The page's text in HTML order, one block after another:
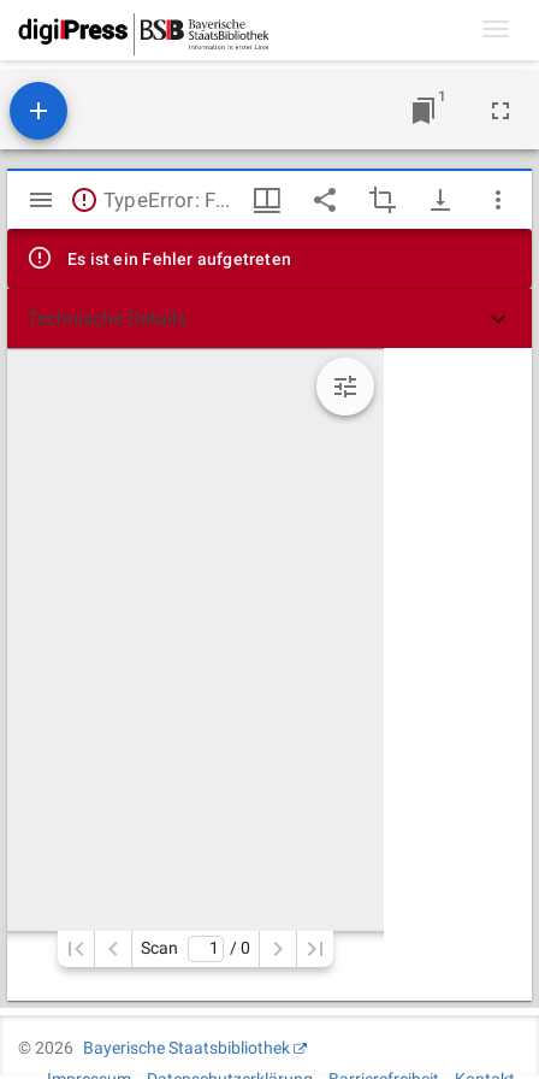
1
Mirador
Viewer
TypeError: Failed to fetch
Es ist ein Fehler aufgetreten
Technische Details
Scan / 0
©2026
Bayerische Staatsbibliothek